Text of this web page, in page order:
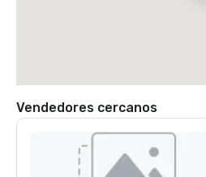
Vendedores cercanos